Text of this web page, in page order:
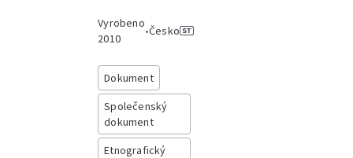
Vyrobeno
2010
•Česko
Dokument
Společenský
dokument
Etnografický